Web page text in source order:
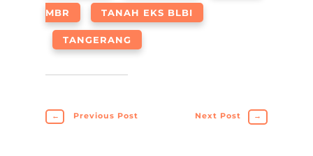
MBR TANAH EKS BLBI
TANGERANG
← Previous Post Next Post →